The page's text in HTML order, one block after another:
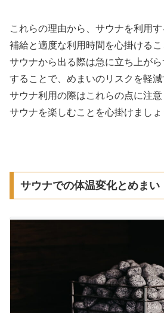
これらの理由から、サウナを利用
補給と適度な利用時間を心掛けるこ
サウナから出る際は急に立ち上が
することで、めまいのリスクを軽減
サウナ利用の際はこれらの点に注
サウナを楽しむことを心掛けましょ
サウナでの体温変化とめまい